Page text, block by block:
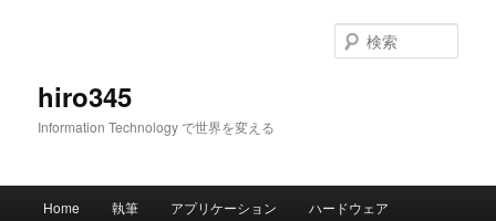
hiro345
Information Technology で世界を変える
索
Home 執筆 アプリケーション ハードウェア